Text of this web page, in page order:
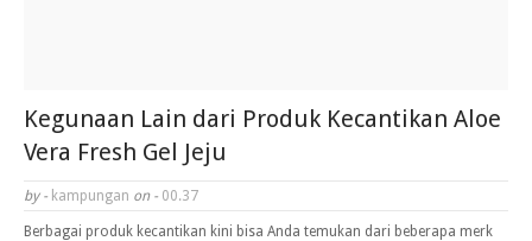
Kegunaan Lain dari Produk Kecantikan Aloe
Vera Fresh Gel Jeju
by - kampungan on - 00.37
Berbagai produk kecantikan kini bisa Anda temukan dari beberapa merk